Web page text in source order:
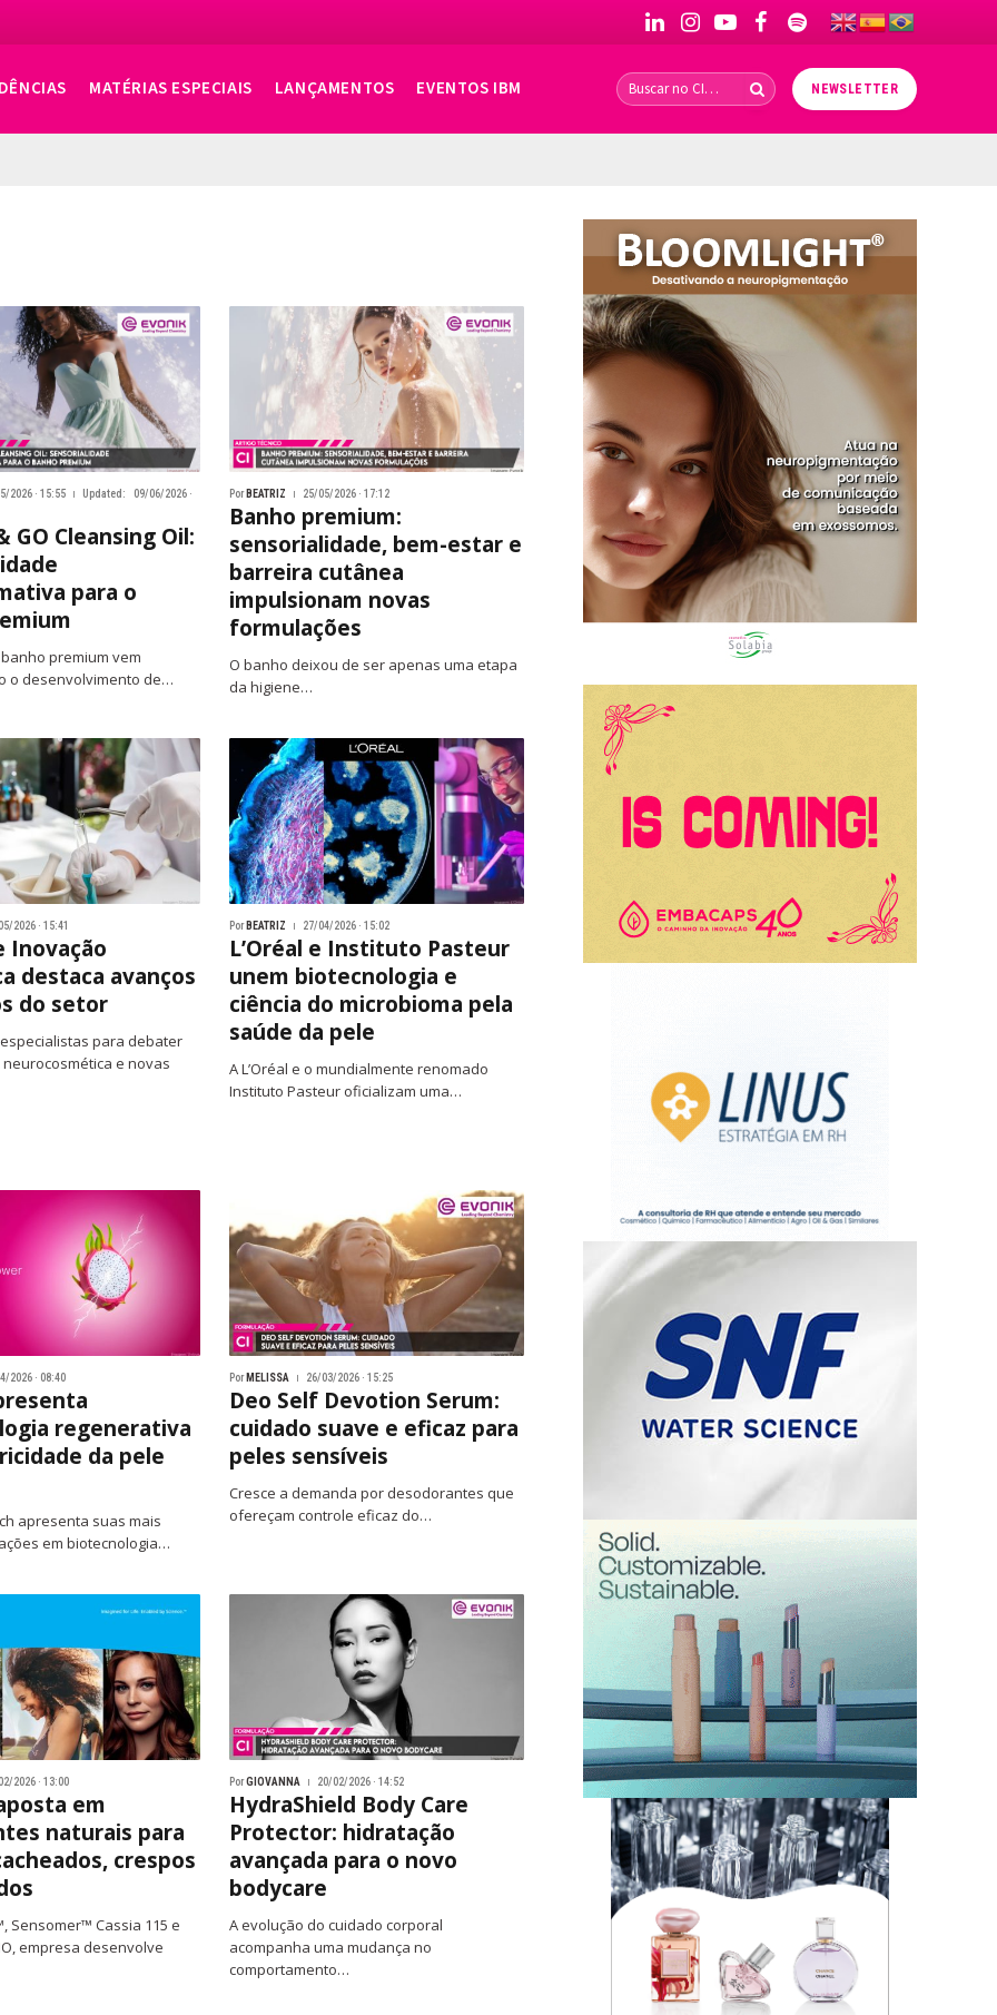
LinkedInInstagramYouTubeFacebookSpotify
MATÉRIAS ESPECIAIS LANÇAMENTOS EVENTOS IBM NEWSLETTER
2026 · 15:55 Updated:
09/06/2026 ·
GO Cleansing Oil:
para o
premium vem
o desenvolvimento de…
Por BEATRIZ 25/05/2026 · 17:12
Banho premium:
sensorialidade, bem-estar e
barreira cutânea
impulsionam novas
formulações
O banho deixou de ser apenas uma etapa
da higiene…
2026 · 15:41
Inovação
destaca avanços
do setor
para debater
e novas
Por BEATRIZ 27/04/2026 · 15:02
L’Oréal e Instituto Pasteur
unem biotecnologia e
ciência do microbioma pela
saúde da pele
A L’Oréal e o mundialmente renomado
Instituto Pasteur oficializam uma…
2026 · 08:40
regenerativa
da pele
apresenta suas mais
em biotecnologia…
Por MELISSA 26/03/2026 · 15:25
Deo Self Devotion Serum:
cuidado suave e eficaz para
peles sensíveis
Cresce a demanda por desodorantes que
ofereçam controle eficaz do…
2026 · 13:00
em
naturais para
crespos
Sensomer™ Cassia 115 e
empresa desenvolve
PorGIOVANNA 20/02/2026 · 14:52
HydraShield Body Care
Protector: hidratação
avançada para o novo
bodycare
A evolução do cuidado corporal
acompanha uma mudança no
comportamento…